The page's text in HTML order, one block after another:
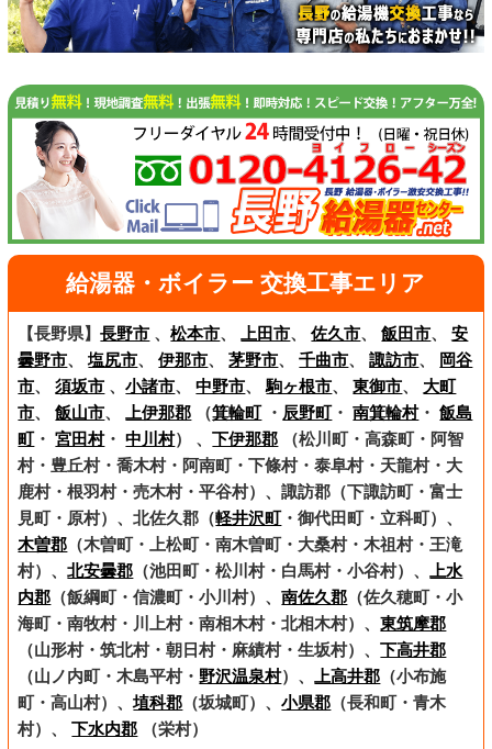
給湯器・ボイラー 交換工事エリア
【長野県】長野市 、松本市、 上田市、佐久市、飯田市、安
曇野市、塩尻市、伊那市、茅野市、千曲市、諏訪市、 岡谷
市、須坂市 、小諸市、中野市、駒ヶ根市、東御市、 大町
市、飯山市、 上伊那郡 （箕輪町・ 辰野町・南箕輪村・飯島
町・宮田村・中川村） 、下伊那郡 （松川町・高森町・阿智
村・豊丘村・喬木村・阿南町・下條村・泰阜村・天龍村・大
鹿村・根羽村・売木村・平谷村）、諏訪郡（下諏訪町・富士
見町・原村）、北佐久郡（軽井沢町・御代田町・立科町）、
木曽郡 （木曽町・上松町・南木曽町・大桑村・木祖村・王滝
村）、北安曇郡 （池田町・松川村・白馬村・小谷村）、
上水
内郡 （飯綱町・信濃町・小川村）、南佐久郡 （佐久穂町・小
海町・南牧村・川上村・南相木村・北相木村）、東筑摩郡
（山形村・筑北村・朝日村・麻績村・生坂村）、下高井郡
（山ノ内町・木島平村・ 野沢温泉村）、 上高井郡 （小布施
町・高山村）、埴科郡 （坂城町）、小県郡 （長和町・青木
村）、下水内郡 （栄村）